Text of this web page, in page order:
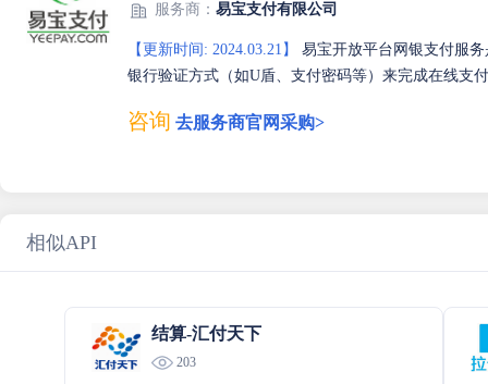
服务商： 易宝支付有限公司
【更新时间: 2024.03.21】
易宝开放平台网银支付服
银行验证方式（如U盾、支付密码等）来完成在线支
咨询 去服务商官网采购>
相似API
结算-汇付天下
203